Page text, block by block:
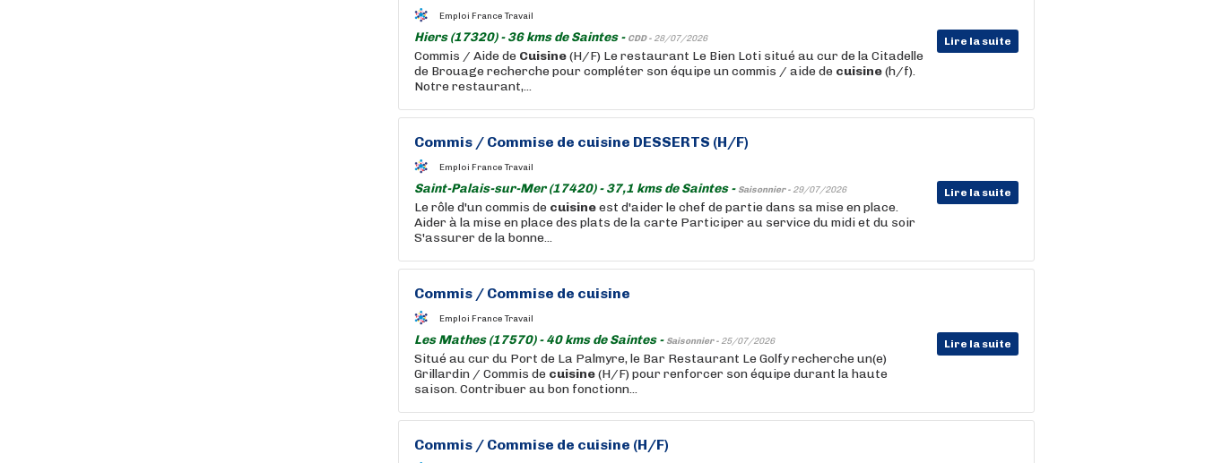
Emploi France Travail
Hiers (17320) - 36 kms de Saintes - CDD - 28/07/2026 Lire la suite
Commis / Aide de Cuisine(H/F) Le restaurant Le Bien Loti situé au cur de la Citadelle
de Brouage recherche pour compléter son équipe un commis / aide de cuisine(h/f).
Notre restaurant,...
Commis / Commise de cuisine DESSERTS (H/F)
Emploi France Travail
Saint-Palais-sur-Mer (17420) - 37,1 kms de Saintes - Saisonnier - 29/07/2026 Lire la suite
Le rôle d'un commis de cuisineest d'aider le chef de partie dans sa mise en place.
Aider à la mise en place des plats de la carte Participer au service du midi et du soir
S'assurer de la bonne...
Commis / Commise de cuisine
Emploi France Travail
Les Mathes (17570) - 40 kms de Saintes - Saisonnier - 25/07/2026 Lire la suite
Situé au cur du Port de La Palmyre, le Bar Restaurant Le Golfy recherche un(e)
Grillardin / Commis de cuisine(H/F) pour renforcer son équipe durant la haute
saison. Contribuer au bon fonctionn...
Commis / Commise de cuisine (H/F)